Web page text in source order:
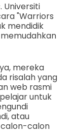
Universiti
"Warriors
mendidik
mereka
risalah yang
web rasmi
untuk
atau
calon